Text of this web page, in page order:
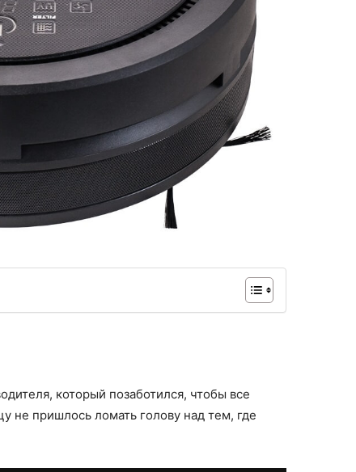
который позаботился, чтобы все
не пришлось ломать голову над тем, где